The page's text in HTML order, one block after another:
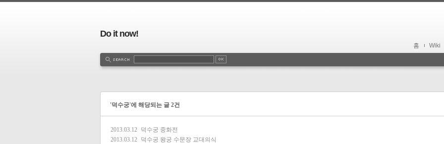
Do it now!
홈 Wiki
'덕수궁'에 해당되는 글 2건
2013.03.12 덕수궁 중화전
2013.03.12 덕수궁 왕궁 수문장 교대의식